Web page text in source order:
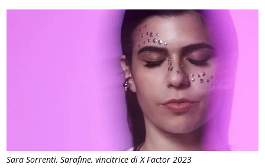
Sara Sorrenti, Sarafine, vincitrice di X Factor 2023